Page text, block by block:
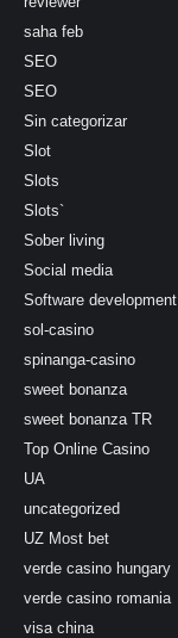
saha feb
SEO
SEO
Sin categorizar
Slot
Slots
Slots`
Sober living
Social media
Software development
sol-casino
spinanga-casino
sweet bonanza
sweet bonanza TR
Top Online Casino
UA
uncategorized
UZ Most bet
verde casino hungary
verde casino romania
visa china